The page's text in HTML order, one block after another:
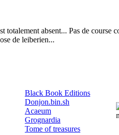
absent... Pas de course
de leiberien...
Black Book Editions
Donjon.bin.sh
Acaeum
Grognardia
Tome of treasures